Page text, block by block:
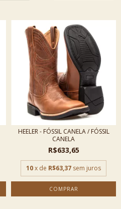
HEELER - FÓSSIL CANELA / FÓSSIL
CANELA
R$633,65
10x de R$63,37 sem juros
COMPRAR